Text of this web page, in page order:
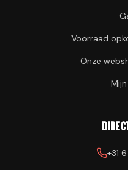
Voorraad
Onze
+31